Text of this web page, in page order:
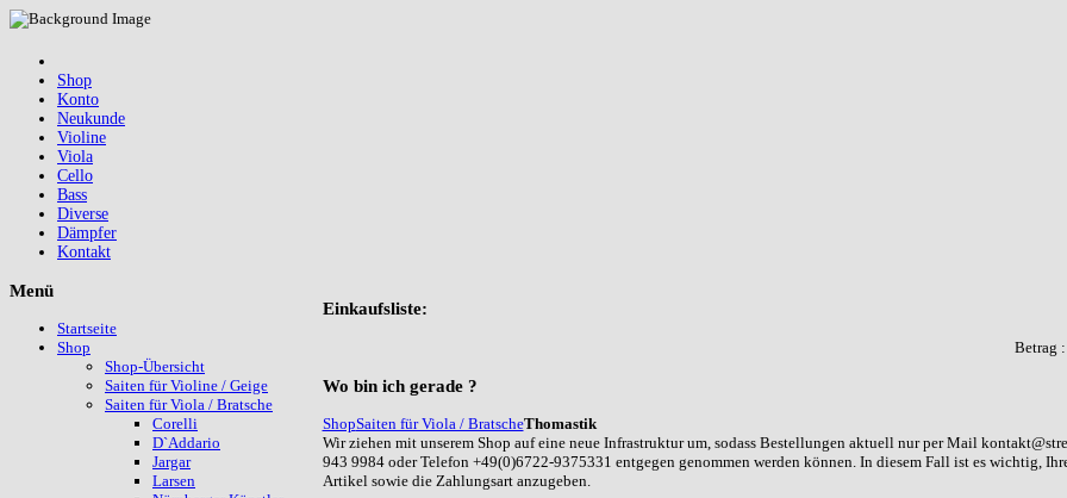
Shop
Konto
Neukunde
Violine
Viola
Cello
Bass
Diverse
Dämpfer
Kontakt
Einkaufsliste:
Betrag :
Wo bin ich gerade ?
ShopSaiten für Viola / BratscheThomastik
Wir ziehen mit unserem Shop auf eine neue Infrastruktur um, sodass Bestellungen aktuell nur per Mail
943 9984 oder Telefon +49(0)6722-9375331 entgegen genommen werden können. In diesem Fall ist es wichtig,
Artikel sowie die Zahlungsart anzugeben.
Menü
Startseite
Shop
Shop-Übersicht
Saiten für Violine / Geige
Saiten für Viola / Bratsche
Corelli
D`Addario
Jargar
Larsen